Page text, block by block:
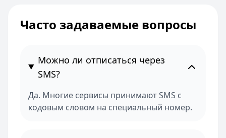
Часто задаваемые вопросы
Можно ли отписаться через
SMS?
Да. Многие сервисы принимают SMS с
кодовым словом на специальный номер.